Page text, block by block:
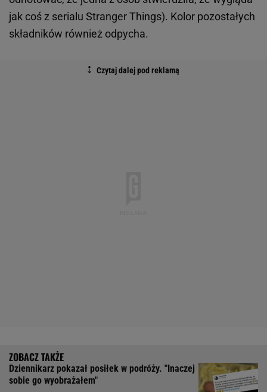
jak coś z serialu Stranger Things). Kolor pozostałych
składników również odpycha.
Dziennikarz pokazał posiłek w podróży. "Inaczej
sobie go wyobrażałem"